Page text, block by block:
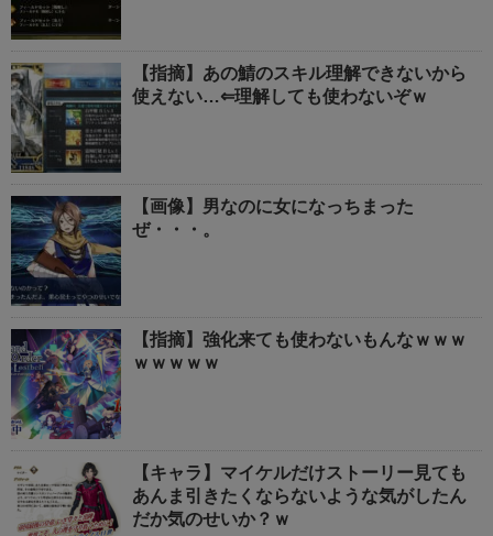
【指摘】あの鯖のスキル理解できないから
使えない…⇐理解しても使わないぞｗ
【画像】男なのに女になっちまった
ぜ・・・。
【指摘】強化来ても使わないもんなｗｗｗ
ｗｗｗｗｗ
【キャラ】マイケルだけストーリー見ても
あんま引きたくならないような気がしたん
だか気のせいか？ｗ